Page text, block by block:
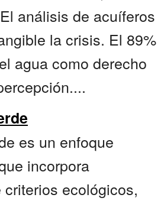
análisis de acuíferos
la crisis. El 89%
agua como derecho
es un enfoque
incorpora
ecológicos,